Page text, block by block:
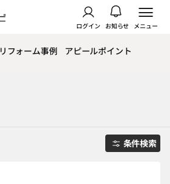
ログイン お知らせ メニュー
リフォーム事例 アピールポイント
条件検索